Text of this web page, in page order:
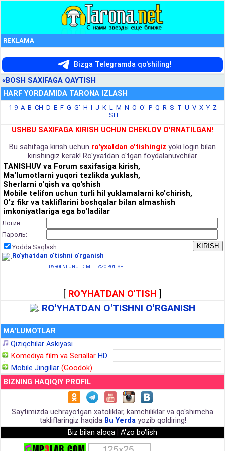
REKLAMA
Bizga Telegramda qo'shiling!
«BOSH SAXIFAGA QAYTISH
HARF YORDAMIDA TARONA IZLASH
1-9 A B CH D E F G G' H I J K L M N O O' P Q R S T U V X Y Z
SH
USHBU SAXIFAGA KIRISH UCHUN CHEKLOV O'RNATILGAN!
Bu sahifaga kirish uchun ro'yxatdan o'tishingiz yoki login bilan
kirishingiz kerak! Ro'yxatdan o'tgan foydalanuvchilar
TANISHUV va Forum saxifasiga kirish,
Ma'lumotlarni yuqori tezlikda yuklash,
Sherlarni o'qish va qo'shish
Mobile telifon uchun turli hil yuklamalarni ko'chirish,
O'z fikr va takliflarini boshqalar bilan almashish
imkoniyatlariga ega bo'ladilar
Логин:
Пароль:
Yodda Saqlash
Ro'yhatdan o'tishni o'rganish
PAROLNI UNUTDIM | A'ZO BO'LISH
[ RO'YHATDAN O'TISH ]
RO'YHATDAN O'TISHNI O'RGANISH
MA'LUMOTLAR
Qiziqchilar Askiyasi
Komediya film va Seriallar HD
Mobile Jingillar (Goodok)
BIZNING HAQIQIY PROFIL
Saytimizda uchrayotgan xatoliklar, kamchiliklar va qo'shimcha
takliflaringiz haqida Bu Yerdayozib qoldiring!
Biz bilan aloqa
A'zo bo'lish